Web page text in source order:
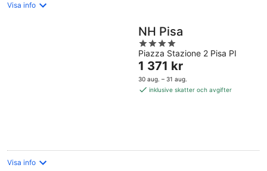
Visa info
NH Pisa
4
out
of
5
Piazza Stazione 2 Pisa PI
Priset
är
1 371 kr
1 371 kr
30 aug. – 31 aug.
inklusive skatter och avgifter
Visa info